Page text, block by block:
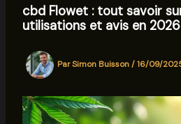
cbd Flowet : tout savoir
utilisations et avis en 2026
ParSimon Buisson/16/09/